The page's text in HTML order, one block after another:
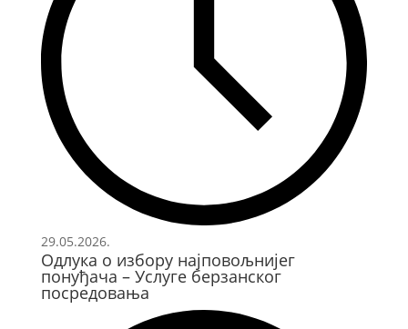
29.05.2026.
Одлука о избору најповољнијег
понуђача – Услуге берзанског
посредовања